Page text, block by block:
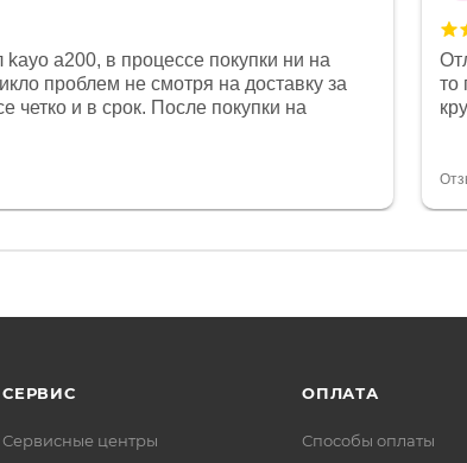
kayo a200, в процессе покупки ни на
проблем не смотря на доставку за
четко и в срок. После покупки на
0, при этом представители магазина
и в итоге проблема была решена.
о небезразличии к клиенту после
то
СЕРВИС
Сервисные центры
ОПЛАТА
Способы оплаты